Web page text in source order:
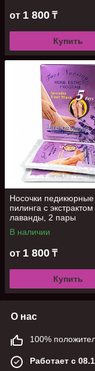
от 1 800 ₸
Купить
Носочки
пилинга с экстрактом
лаванды, 2 пары
В наличии
от 1 800 ₸
Купить
О нас
100%
Работает с